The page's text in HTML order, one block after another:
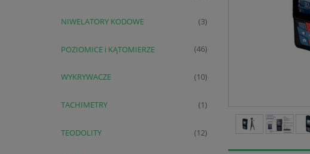
NIWELATORY KODOWE (3)
POZIOMICE i KĄTOMIERZE (46)
WYKRYWACZE (10)
TACHIMETRY (1)
TEODOLITY (12)